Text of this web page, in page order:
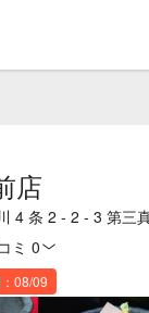
店
4 条 2 - 2 - 3 第三
ミ 0
08/09